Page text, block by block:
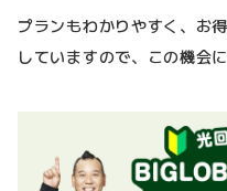
プランもわかりやすく、お
していますので、この機会